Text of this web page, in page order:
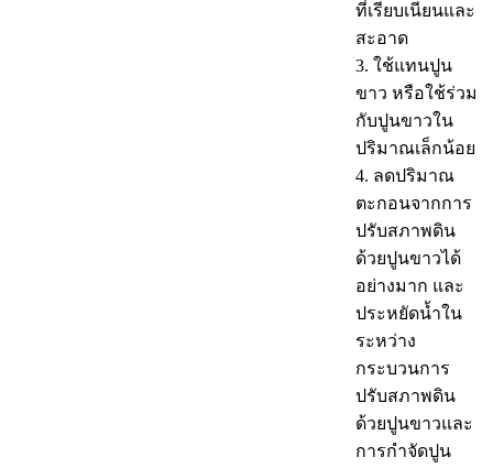
ที่เรียบเนียนและ
สะอาด
3. ใช้แทนปูน
ขาว หรือใช้ร่วม
กับปูนขาวใน
ปริมาณเล็กน้อย
4. ลดปริมาณ
ตะกอนจากการ
ปรับสภาพดิน
ด้วยปูนขาวได้
อย่างมาก และ
ประหยัดน้ำใน
ระหว่าง
กระบวนการ
ปรับสภาพดิน
ด้วยปูนขาวและ
การกำจัดปูน